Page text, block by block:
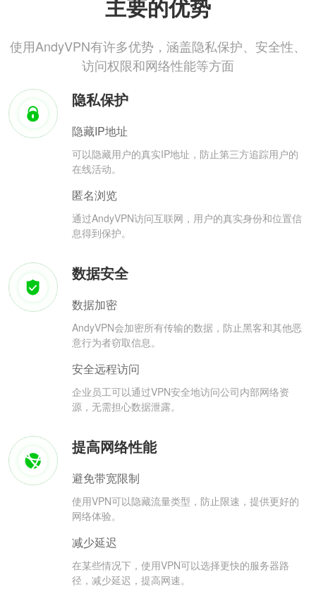
主要的优势
使用AndyVPN有许多优势，涵盖隐私保护、安全性、
访问权限和网络性能等方面
隐私保护
隐藏IP地址
可以隐藏用户的真实IP地址，防止第三方追踪用户的
在线活动。
匿名浏览
通过AndyVPN访问互联网，用户的真实身份和位置信
息得到保护。
数据安全
数据加密
AndyVPN会加密所有传输的数据，防止黑客和其他恶
意行为者窃取信息。
安全远程访问
企业员工可以通过VPN安全地访问公司内部网络资
源，无需担心数据泄露。
提高网络性能
避免带宽限制
使用VPN可以隐藏流量类型，防止限速，提供更好的
网络体验。
减少延迟
在某些情况下，使用VPN可以选择更快的服务器路
径，减少延迟，提高网速。